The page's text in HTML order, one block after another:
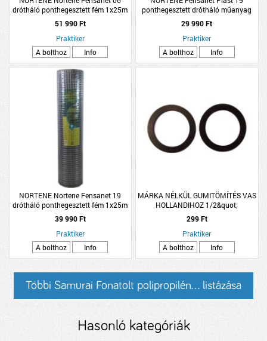
drótháló ponthegesztett fém 1x25m
ezüst
51 990 Ft
Praktiker
A bolthoz
Info
ponthegesztett drótháló műanyag
bevonatú zöld 1x25m
29 990 Ft
Praktiker
A bolthoz
Info
NORTENE Nortene Fensanet 19
drótháló ponthegesztett fém 1x25m
ezüst
39 990 Ft
Praktiker
A bolthoz
Info
MÁRKA NÉLKÜL GUMITÖMÍTÉS VAS
HOLLANDIHOZ 1/2&quot;
2DB/CSOMAG
299 Ft
Praktiker
A bolthoz
Info
Többi Samurai Fonatolt polipropilén... listázása
Hasonló kategóriák